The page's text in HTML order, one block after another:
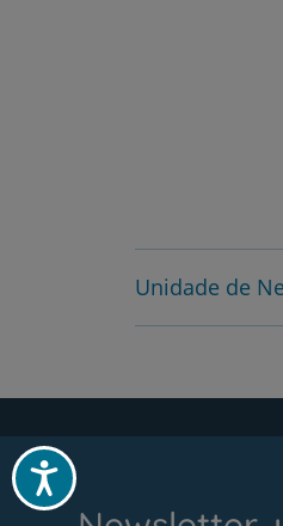
Acessibilidade
Unidade de